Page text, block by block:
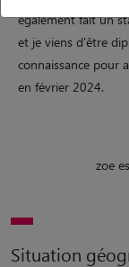
également fait un
et je viens d'être
connaissance pour
en février 2024.
zoe
Situation